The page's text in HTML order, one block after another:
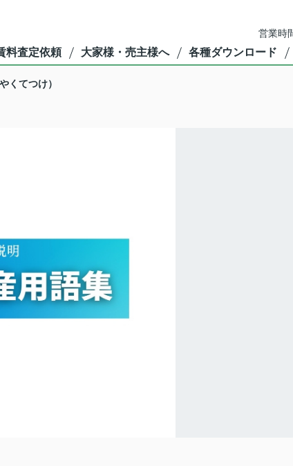
営業時
料査定依頼 大家様・売主様へ 各種ダウンロード
くてつけ）